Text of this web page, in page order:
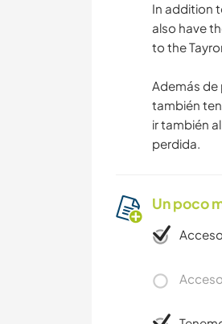
In addition
also have
to the
Además de
también
ir también
perdida.
Un poco